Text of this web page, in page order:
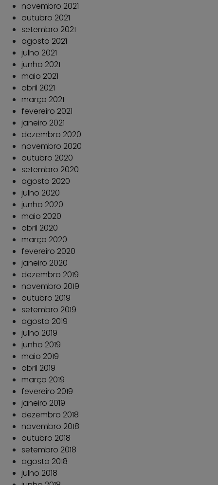
novembro 2021
outubro 2021
setembro 2021
agosto 2021
julho 2021
junho 2021
maio 2021
abril 2021
março 2021
fevereiro 2021
janeiro 2021
dezembro 2020
novembro 2020
outubro 2020
setembro 2020
agosto 2020
julho 2020
junho 2020
maio 2020
abril 2020
março 2020
fevereiro 2020
janeiro 2020
dezembro 2019
novembro 2019
outubro 2019
setembro 2019
agosto 2019
julho 2019
junho 2019
maio 2019
abril 2019
março 2019
fevereiro 2019
janeiro 2019
dezembro 2018
novembro 2018
outubro 2018
setembro 2018
agosto 2018
julho 2018